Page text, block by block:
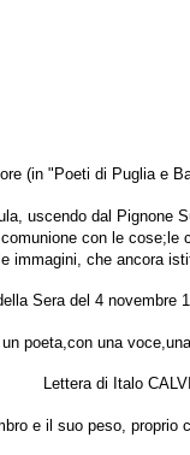
(in "Poeti di Puglia e
uscendo dal Pignone
con le cose;le
immagini, che ancora
Sera del 4 novembre
poeta,con una
Lettera di Italo
e il suo peso, proprio